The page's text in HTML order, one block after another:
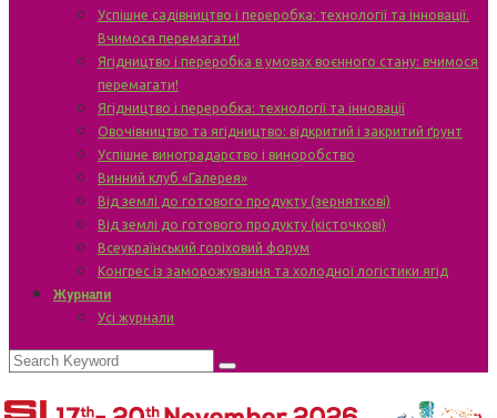
Успішне садівництво і переробка: технології та інновації.
Вчимося перемагати!
Ягідництво і переробка в умовах воєнного стану: вчимося
перемагати!
Ягідництво і переробка: технології та інновації
Овочівництво та ягідництво: відкритий і закритий ґрунт
Успішне виноградарство і виноробство
Винний клуб «Галерея»
Від землі до готового продукту (зерняткові)
Від землі до готового продукту (кісточкові)
Всеукраїнський горіховий форум
Конгрес із заморожування та холодної логістики ягід
Журнали
Усі журнали